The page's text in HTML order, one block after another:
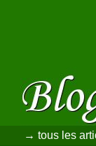
→ tous les